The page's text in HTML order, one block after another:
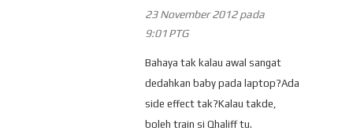
23 November 2012 pada
9:01 PTG
Bahaya tak kalau awal sangat
dedahkan baby pada laptop?Ada
side effect tak?Kalau takde,
boleh train si Qhaliff tu.